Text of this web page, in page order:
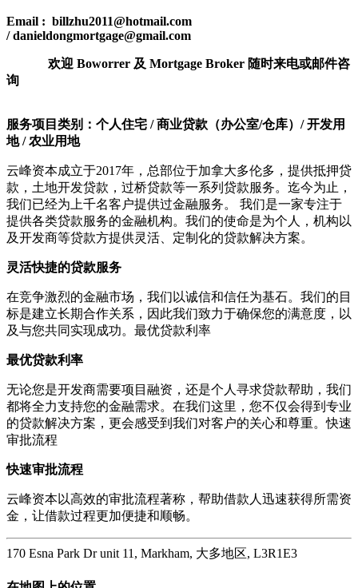
Email : billzhu2011@hotmail.com
/ danieldongmortgage@gmail.com
欢迎 Boworrer 及 Mortgage Broker 随时来电或邮件咨
询
服务项目类别：个人住宅 / 商业贷款（办公室/仓库）/ 开发用
地 / 农业用地
云峰资本成立于2017年，总部位于加拿大多伦多，提供抵押贷
款，土地开发贷款，过桥贷款等一系列贷款服务。迄今为止，
我们已经为上千名客户提供过金融服务。 我们是一家专注于
提供各类贷款服务的金融机构。我们的使命是为个人，机构以
及开发商等贷款方提供灵活、定制化的贷款解决方案。
灵活快捷的贷款服务
在竞争激烈的金融市场，我们以诚信和信任为基石。我们的目
标是建立长期合作关系，因此我们致力于确保您的满意度，以
及与您共同实现成功。最优贷款利率
最优贷款利率
无论您是开发商需要项目融资，还是个人寻求贷款帮助，我们
都将全力支持您的金融需求。在我们这里，您不仅会得到专业
的贷款解决方案，更会感受到我们对客户的关心和尊重。快速
审批流程
快速审批流程
云峰资本以高效的审批流程著称，帮助借款人迅速获得所需资
金，让借款过程更加便捷和顺畅。
170 Esna Park Dr unit 11, Markham, 大多地区, L3R1E3